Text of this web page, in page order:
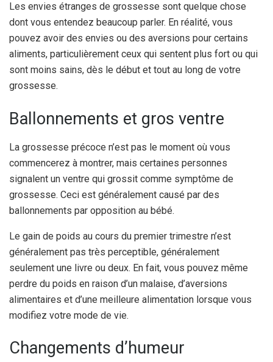
Les envies étranges de grossesse sont quelque chose
dont vous entendez beaucoup parler. En réalité, vous
pouvez avoir des envies ou des aversions pour certains
aliments, particulièrement ceux qui sentent plus fort ou qui
sont moins sains, dès le début et tout au long de votre
grossesse.
Ballonnements et gros ventre
La grossesse précoce n’est pas le moment où vous
commencerez à montrer, mais certaines personnes
signalent un ventre qui grossit comme symptôme de
grossesse. Ceci est généralement causé par des
ballonnements par opposition au bébé.
Le gain de poids au cours du premier trimestre n’est
généralement pas très perceptible, généralement
seulement une livre ou deux. En fait, vous pouvez même
perdre du poids en raison d’un malaise, d’aversions
alimentaires et d’une meilleure alimentation lorsque vous
modifiez votre mode de vie.
Changements d’humeur